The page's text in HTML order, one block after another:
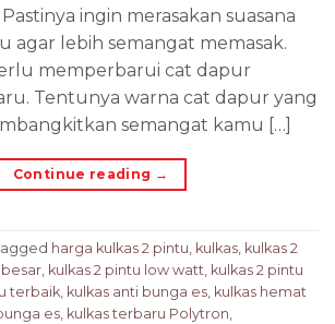
ingin merasakan suasana
agar lebih semangat memasak.
memperbarui cat dapur
Tentunya warna cat dapur yang
semangat kamu […]
Continue reading →
harga kulkas 2 pintu, kulkas, kulkas 2
besar, kulkas 2 pintu low watt, kulkas 2 pintu
terbaik, kulkas anti bunga es, kulkas hemat
es, kulkas terbaru Polytron,